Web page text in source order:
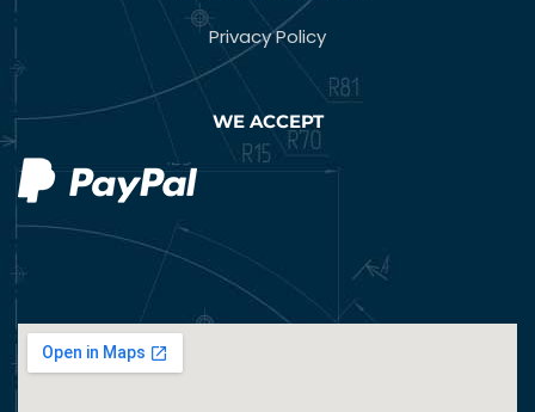
Privacy Policy
WE ACCEPT